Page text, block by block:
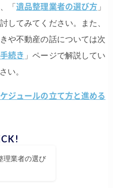
「遺品整理業者の選び方 」
してみてください。また、
や不動産の話については次
続き 」ページで解説してい
い。
ジュールの立て方と進める
理業者の選び